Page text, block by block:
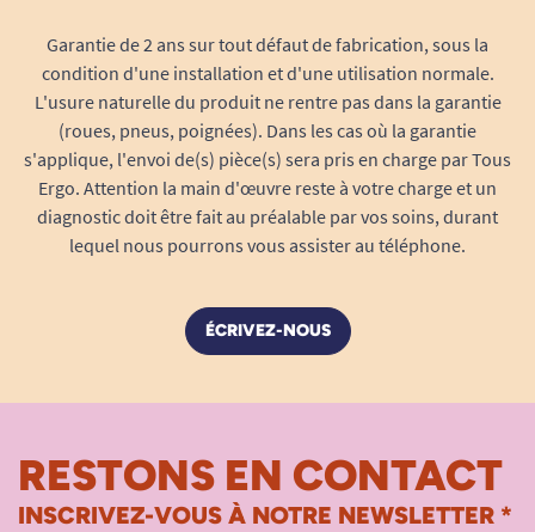
Garantie de 2 ans sur tout défaut de fabrication, sous la
condition d'une installation et d'une utilisation normale.
L'usure naturelle du produit ne rentre pas dans la garantie
(roues, pneus, poignées). Dans les cas où la garantie
s'applique, l'envoi de(s) pièce(s) sera pris en charge par Tous
Ergo. Attention la main d'œuvre reste à votre charge et un
diagnostic doit être fait au préalable par vos soins, durant
lequel nous pourrons vous assister au téléphone.
ÉCRIVEZ-NOUS
RESTONS EN CONTACT
INSCRIVEZ-VOUS À NOTRE NEWSLETTER *